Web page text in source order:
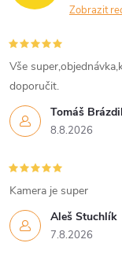
Zobrazit
Tomáš Brázdil
8.8.2026
Vše
doporučit.
Aleš Stuchlík
7.8.2026
Kamera je super